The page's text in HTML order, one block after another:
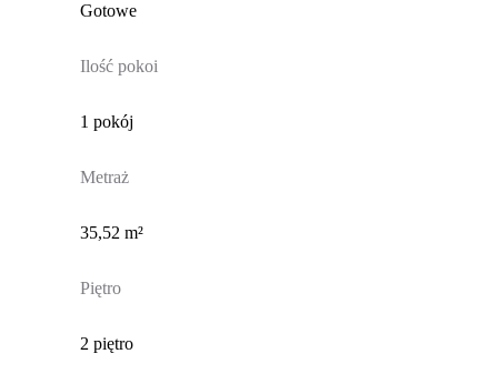
Gotowe
Ilość pokoi
1 pokój
Metraż
35,52 m²
Piętro
2 piętro